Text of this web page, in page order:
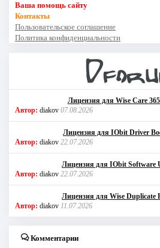
Ваша помощь сайту
Контакты
Пользовательское соглашение
Политика конфиденциальности
Лицензия для Wise Care
Автор: diakov 07.08.2026
Лицензия для IObit Driver
Автор: diakov 22.07.2026
Лицензия для IObit Software
Автор: diakov 22.07.2026
Лицензия для Wise Duplicate
Автор: diakov 11.07.2026
Комментарии